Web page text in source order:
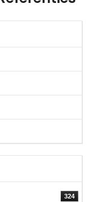
324